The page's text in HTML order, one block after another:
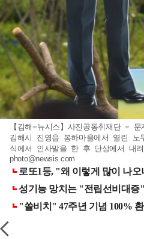
【김해=뉴시스】사진공동취재단 =
김해시 진영읍 봉하마을에서 열린
식에서 인사말을 한 후 단상에서 내
photo@newsis.com